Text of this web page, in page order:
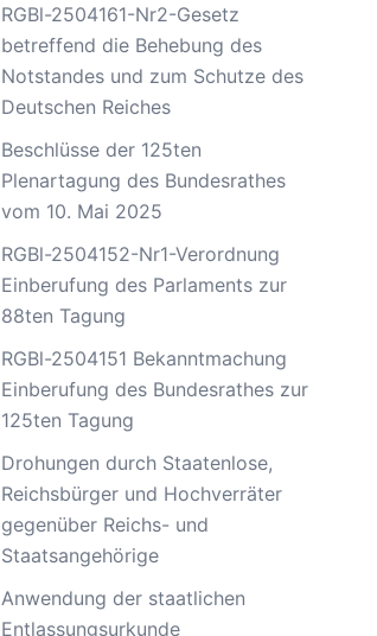
RGBl-2504161-Nr2-Gesetz
betreffend die Behebung des
Notstandes und zum Schutze des
Deutschen Reiches
Beschlüsse der 125ten
Plenartagung des Bundesrathes
vom 10. Mai 2025
RGBl-2504152-Nr1-Verordnung
Einberufung des Parlaments zur
88ten Tagung
RGBl-2504151 Bekanntmachung
Einberufung des Bundesrathes zur
125ten Tagung
Drohungen durch Staatenlose,
Reichsbürger und Hochverräter
gegenüber Reichs- und
Staatsangehörige
Anwendung der staatlichen
Entlassungsurkunde